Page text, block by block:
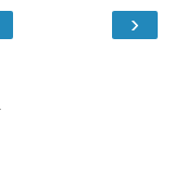
›